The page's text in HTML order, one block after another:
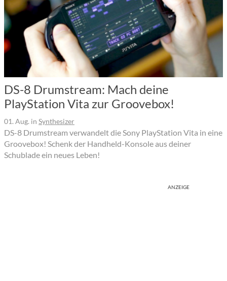
DS-8 Drumstream: Mach deine
PlayStation Vita zur Groovebox!
01. Aug. in Synthesizer
DS-8 Drumstream verwandelt die Sony PlayStation Vita in eine
Groovebox! Schenk der Handheld-Konsole aus deiner
Schublade ein neues Leben!
ANZEIGE